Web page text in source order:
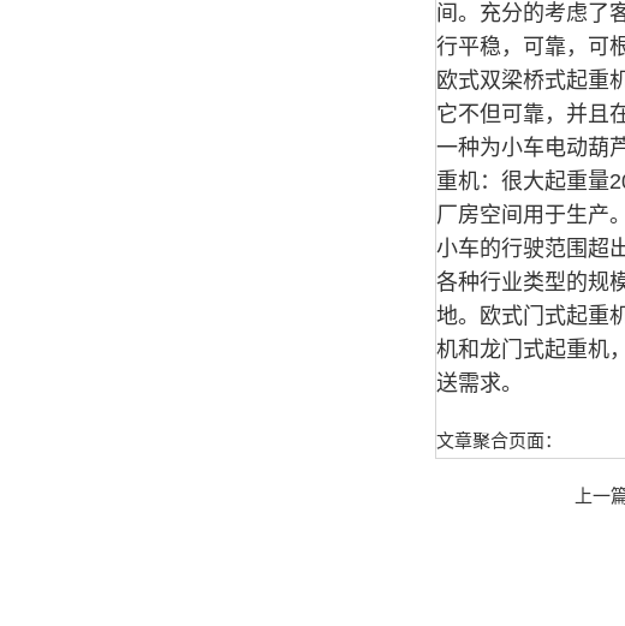
间。充分的考虑了
行平稳，可靠，可
欧式双梁桥式起重
它不但可靠，并且
一种为小车电动葫
重机：很大起重量
厂房空间用于生产
小车的行驶范围超
各种行业类型的规
地。欧式门式起重
机和龙门式起重机
送需求。
文章聚合页面：
上一